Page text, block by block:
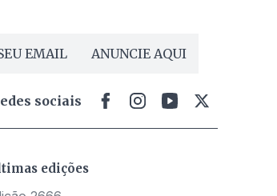
EMAIL ANUNCIE AQUI
sociais
edições